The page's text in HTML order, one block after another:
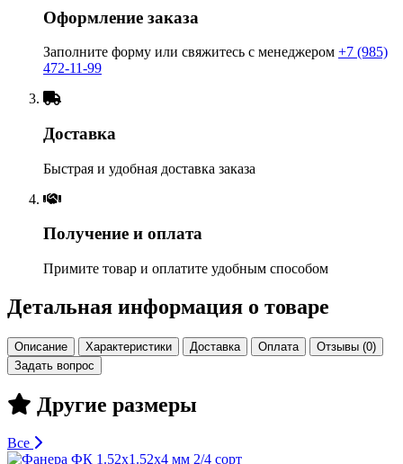
Оформление заказа
Заполните форму или свяжитесь с менеджером +7 (985)
472-11-99
Доставка
Быстрая и удобная доставка заказа
Получение и оплата
Примите товар и оплатите удобным способом
Детальная информация о товаре
Описание Характеристики Доставка Оплата
Отзывы (0)
Задать вопрос
Другие размеры
Все